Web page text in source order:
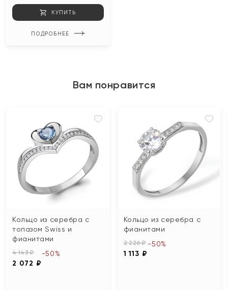
КУПИТЬ
ПОДРОБНЕЕ
Вам понравится
Кольцо из серебра с
топазом Swiss и
фианитами
4 143 ₽
2 072 ₽
-50%
Кольцо из серебра с
фианитами
2 226 ₽
1 113 ₽
-50%